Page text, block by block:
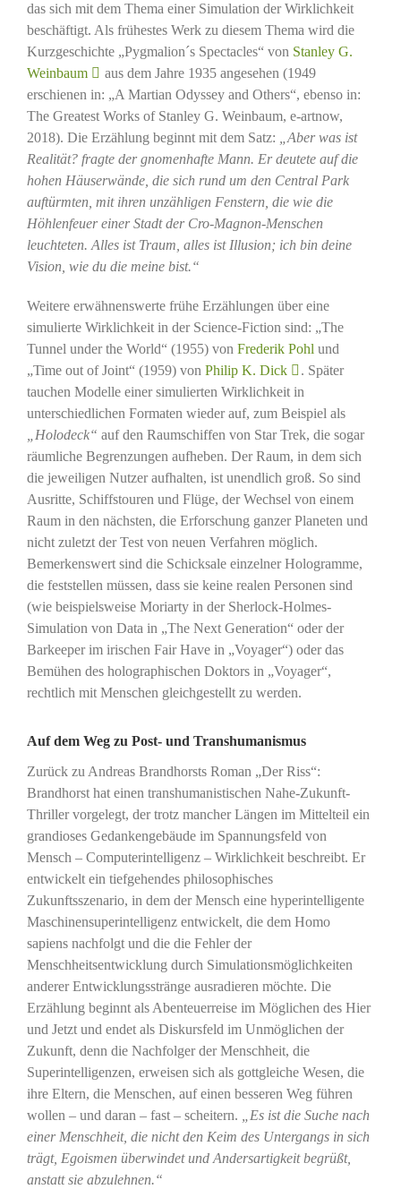
das sich mit dem Thema einer Simulation der Wirklichkeit
beschäftigt. Als frühestes Werk zu diesem Thema wird die
Kurzgeschichte „Pygmalion´s Spectacles“ von Stanley G.
Weinbaum
aus dem Jahre 1935 angesehen (1949
erschienen in: „A Martian Odyssey and Others“, ebenso in:
The Greatest Works of Stanley G. Weinbaum, e-artnow,
2018). Die Erzählung beginnt mit dem Satz:
„Aber was ist
Realität? fragte der gnomenhafte Mann. Er deutete auf die
hohen Häuserwände, die sich rund um den Central Park
auftürmten, mit ihren unzähligen Fenstern, die wie die
Höhlenfeuer einer Stadt der Cro-Magnon-Menschen
leuchteten. Alles ist Traum, alles ist Illusion; ich bin deine
Vision, wie du die meine bist.“
Weitere erwähnenswerte frühe Erzählungen über eine
simulierte Wirklichkeit in der Science-Fiction sind: „The
Tunnel under the World“ (1955) von Frederik Pohl und
„Time out of Joint“ (1959) von Philip K. Dick
. Später
tauchen Modelle einer simulierten Wirklichkeit in
unterschiedlichen Formaten wieder auf, zum Beispiel als
„Holodeck“ auf den Raumschiffen von Star Trek, die sogar
räumliche Begrenzungen aufheben. Der Raum, in dem sich
die jeweiligen Nutzer aufhalten, ist unendlich groß. So sind
Ausritte, Schiffstouren und Flüge, der Wechsel von einem
Raum in den nächsten, die Erforschung ganzer Planeten und
nicht zuletzt der Test von neuen Verfahren möglich.
Bemerkenswert sind die Schicksale einzelner Hologramme,
die feststellen müssen, dass sie keine realen Personen sind
(wie beispielsweise Moriarty in der Sherlock-Holmes-
Simulation von Data in „The Next Generation“ oder der
Barkeeper im irischen Fair Have in „Voyager“) oder das
Bemühen des holographischen Doktors in „Voyager“,
rechtlich mit Menschen gleichgestellt zu werden.
Auf dem Weg zu Post- und Transhumanismus
Zurück zu Andreas Brandhorsts Roman „Der Riss“:
Brandhorst hat einen transhumanistischen Nahe-Zukunft-
Thriller vorgelegt, der trotz mancher Längen im Mittelteil ein
grandioses Gedankengebäude im Spannungsfeld von
Mensch – Computerintelligenz – Wirklichkeit beschreibt. Er
entwickelt ein tiefgehendes philosophisches
Zukunftsszenario, in dem der Mensch eine hyperintelligente
Maschinensuperintelligenz entwickelt, die dem Homo
sapiens nachfolgt und die die Fehler der
Menschheitsentwicklung durch Simulationsmöglichkeiten
anderer Entwicklungsstränge ausradieren möchte. Die
Erzählung beginnt als Abenteuerreise im Möglichen des Hier
und Jetzt und endet als Diskursfeld im Unmöglichen der
Zukunft, denn die Nachfolger der Menschheit, die
Superintelligenzen, erweisen sich als gottgleiche Wesen, die
ihre Eltern, die Menschen, auf einen besseren Weg führen
wollen – und daran – fast – scheitern.
„Es ist die Suche nach
einer Menschheit, die nicht den Keim des Untergangs in sich
trägt, Egoismen überwindet und Andersartigkeit begrüßt,
anstatt sie abzulehnen.“